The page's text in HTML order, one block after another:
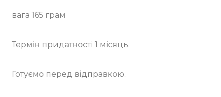
вага 165 грам
Термін придатності 1 місяць.
Готуємо перед відправкою.